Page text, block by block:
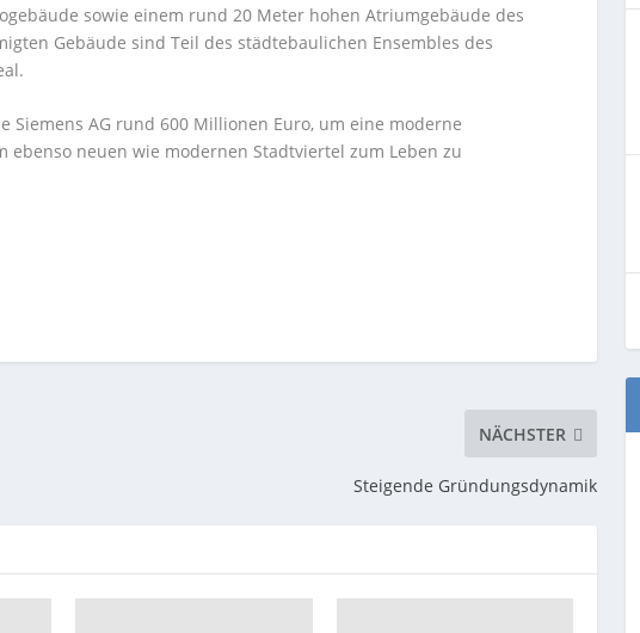
sowie einem rund 20 Meter hohen Atriumgebäude des
Gebäude sind Teil des städtebaulichen Ensembles des
AG rund 600 Millionen Euro, um eine moderne
neuen wie modernen Stadtviertel zum Leben zu
NÄCHSTER
Steigende Gründungsdynamik